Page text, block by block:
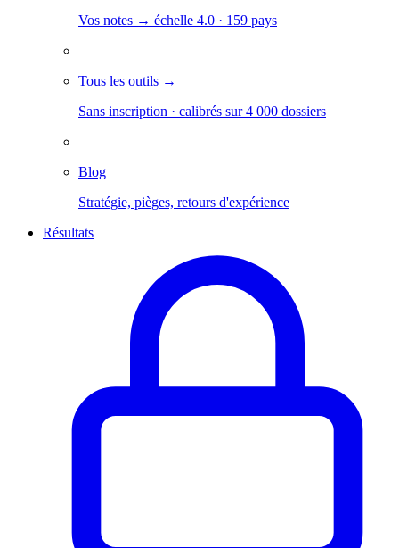
Vos notes → échelle 4.0 · 159 pays
Tous les outils →
Sans inscription · calibrés sur 4 000 dossiers
Blog
Stratégie, pièges, retours d'expérience
Résultats